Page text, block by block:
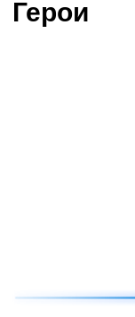
Герои